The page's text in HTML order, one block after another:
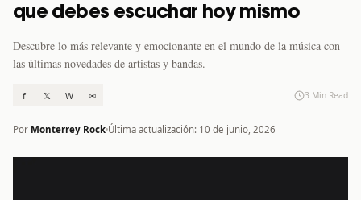
que debes escuchar hoy mismo
Descubre lo más relevante y emocionante en el mundo de la música con
las últimas novedades de artistas y bandas.
f 𝕏 W ✉ 3 Min Read
Por Monterrey Rock Última actualización: 10 de junio, 2026